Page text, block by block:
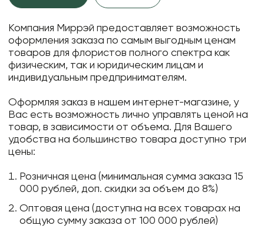
Компания Миррэй предоставляет возможность
оформления заказа по самым выгодным ценам
товаров для флористов полного спектра как
физическим, так и юридическим лицам и
индивидуальным предпринимателям.
Оформляя заказ в нашем интернет-магазине, у
Вас есть возможность лично управлять ценой на
товар, в зависимости от объема. Для Вашего
удобства на большинство товара доступно три
цены:
Розничная цена (минимальная сумма заказа 15
000 рублей, доп. скидки за объем до 8%)
Оптовая цена (доступна на всех товарах на
общую сумму заказа от 100 000 рублей)